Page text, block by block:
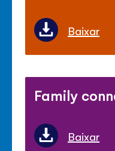
Baixar
Family
Baixar